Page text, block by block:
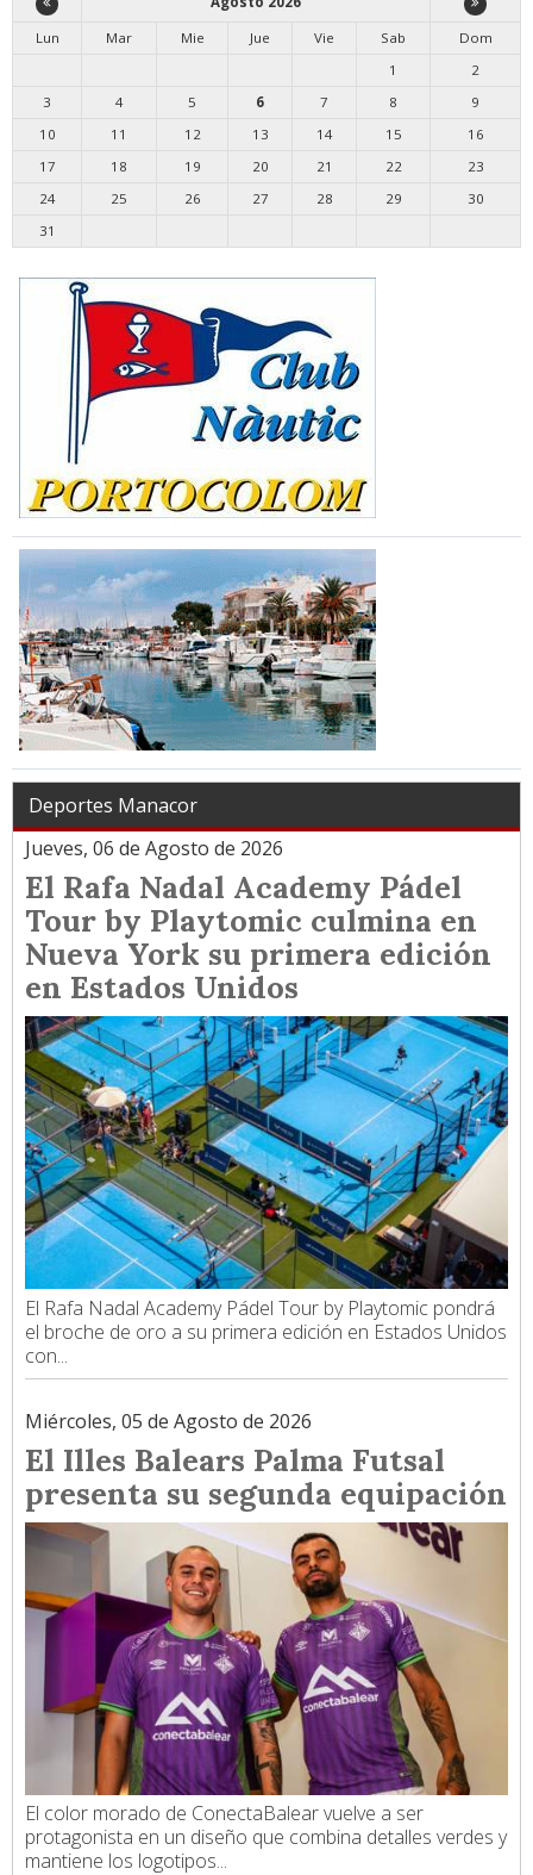
Lun
Mar Mie Jue Vie Sab
Dom
1
2
3
4 5 6 7 8
9
10
11 12 13 14 15
16
17
18 19 20 21 22
23
24
25 26 27 28 29
30
31
Deportes Manacor
Jueves, 06 de Agosto de 2026
El Rafa Nadal Academy Pádel
Tour by Playtomic culmina en
Nueva York su primera edición
en Estados Unidos
El Rafa Nadal Academy Pádel Tour by Playtomic pondrá
el broche de oro a su primera edición en Estados Unidos
con...
Miércoles, 05 de Agosto de 2026
El Illes Balears Palma Futsal
presenta su segunda equipación
El color morado de ConectaBalear vuelve a ser
protagonista en un diseño que combina detalles verdes y
mantiene los logotipos...